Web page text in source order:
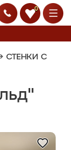
0
СТЕНКИ С